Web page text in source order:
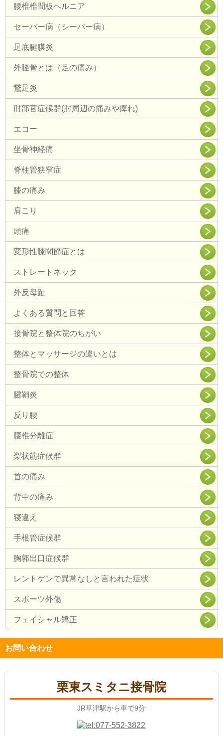
腰椎椎間板ヘルニア
セーバー病（シーバー病）
足底腱膜炎
外脛骨とは（足の痛み）
鵞足炎
肘部官症候群(肘周辺の痛みや痺れ)
エコー
坐骨神経痛
脊柱管狭窄症
膝の痛み
肩こり
頭痛
変形性膝関節症とは
ストレートネック
外反母趾
よくある質問と回答
接骨院と整体院のちがい
整体とマッサージの違いとは
整骨院での整体
腱鞘炎
反り腰
腰椎分離症
梨状筋症候群
首の痛み
背中の痛み
寝違え
手根管症候群
胸郭出口症候群
レントゲンで異常なしと言われた症状
スポーツ外傷
フェイシャル矯正
お問い合わせ
栗東スミタニ接骨院
JR草津駅から車で9分